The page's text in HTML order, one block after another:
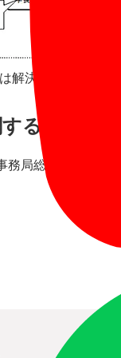
解決、規程の改正
る問い合わ
局総務課教務学生